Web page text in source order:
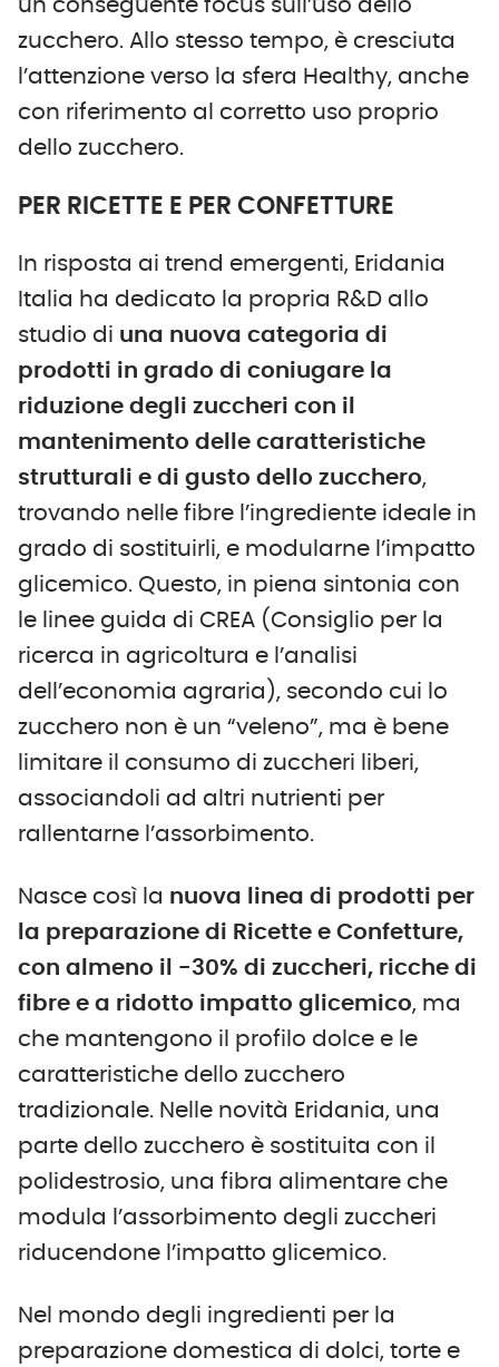
un conseguente focus sull’uso dello
zucchero. Allo stesso tempo, è cresciuta
l’attenzione verso la sfera Healthy, anche
con riferimento al corretto uso proprio
dello zucchero.
PER RICETTE E PER CONFETTURE
In risposta ai trend emergenti, Eridania
Italia ha dedicato la propria R&D allo
studio di una nuova categoria di
prodotti in grado di coniugare la
riduzione degli zuccheri con il
mantenimento delle caratteristiche
strutturali e di gusto dello zucchero,
trovando nelle fibre l’ingrediente ideale in
grado di sostituirli, e modularne l’impatto
glicemico. Questo, in piena sintonia con
le linee guida di CREA (Consiglio per la
ricerca in agricoltura e l’analisi
dell’economia agraria), secondo cui lo
zucchero non è un “veleno”, ma è bene
limitare il consumo di zuccheri liberi,
associandoli ad altri nutrienti per
rallentarne l’assorbimento.
Nasce così la nuova linea di prodotti per
la preparazione di Ricette e Confetture,
con almeno il -30% di zuccheri, ricche di
fibre e a ridotto impatto glicemico, ma
che mantengono il profilo dolce e le
caratteristiche dello zucchero
tradizionale. Nelle novità Eridania, una
parte dello zucchero è sostituita con il
polidestrosio, una fibra alimentare che
modula l’assorbimento degli zuccheri
riducendone l’impatto glicemico.
Nel mondo degli ingredienti per la
preparazione domestica di dolci, torte e